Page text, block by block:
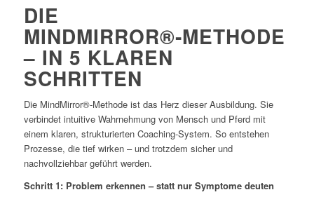
DIE
MINDMIRROR®‑METHODE
– IN 5 KLAREN
SCHRITTEN
Die MindMirror®‑Methode ist das Herz dieser Ausbildung. Sie
verbindet intuitive Wahrnehmung von Mensch und Pferd mit
einem klaren, strukturierten Coaching‑System. So entstehen
Prozesse, die tief wirken – und trotzdem sicher und
nachvollziehbar geführt werden.
Schritt 1: Problem erkennen – statt nur Symptome deuten